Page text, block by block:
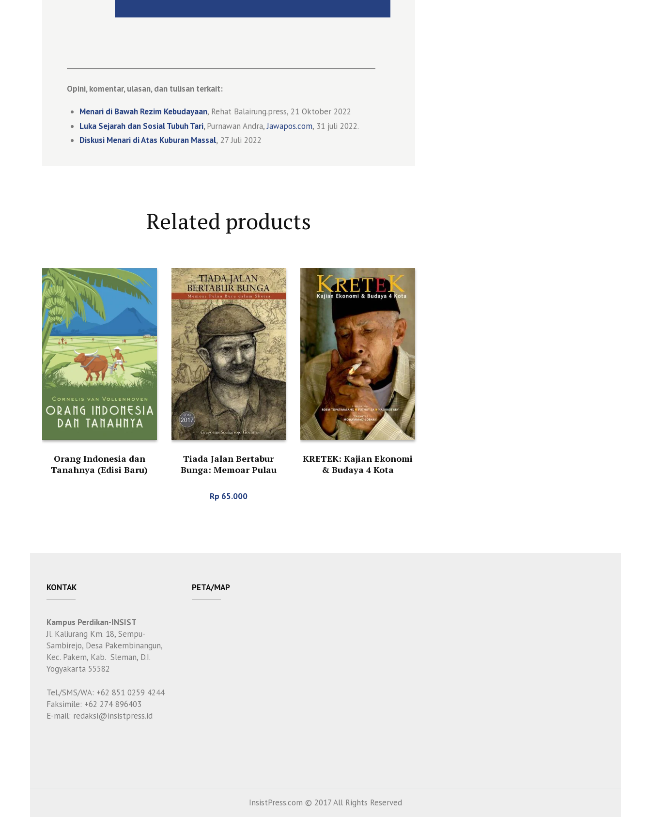
Opini, komentar, ulasan, dan tulisan terkait:
Menari di Bawah Rezim Kebudayaan, Rehat Balairung.press, 21 Oktober 2022
Luka Sejarah dan Sosial Tubuh Tari,Purnawan Andra,Jawapos.com, 31 juli 2022.
Diskusi Menari di Atas Kuburan Massal,27 Juli 2022
Related products
Orang Indonesia dan
Tanahnya (Edisi Baru)
Tiada Jalan Bertabur
Bunga: Memoar Pulau
tahun 2017)
Rp 65.000
KRETEK: Kajian Ekonomi
& Budaya 4 Kota
KONTAK
Kampus Perdikan-INSIST
Jl. Kaliurang Km. 18, Sempu-
Sambirejo, Desa Pakembinangun,
Kec. Pakem, Kab. Sleman, D.I.
Yogyakarta 55582
Tel./SMS/WA: +62 851 0259 4244
Faksimile: +62 274 896403
E-mail: redaksi@insistpress.id
PETA/MAP
InsistPress.com © 2017 All Rights Reserved